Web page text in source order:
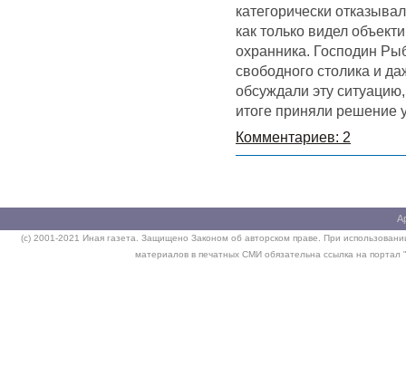
категорически
как только видел
охранника. Господин
свободного столика и
обсуждали эту
итоге приняли решение
Комментариев: 2
(c) 2001-2021 Иная газета. Защищено Законом об авторском праве. При
материалов в печатных СМИ обязательна ссылка на